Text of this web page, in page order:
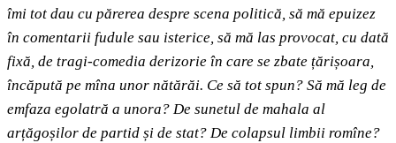
îmi tot dau cu părerea despre scena politică, să mă epuizez
în comentarii fudule sau isterice, să mă las provocat, cu dată
fixă, de tragi-comedia derizorie în care se zbate țărișoara,
încăpută pe mîna unor nătărăi. Ce să tot spun? Să mă leg de
emfaza egolatră a unora? De sunetul de mahala al
arțăgoșilor de partid și de stat? De colapsul limbii romîne?